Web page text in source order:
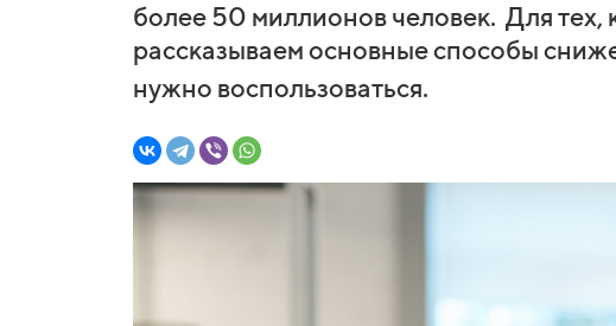
более 50 миллионов человек. Для тех,
рассказываем основные способы
нужно воспользоваться.